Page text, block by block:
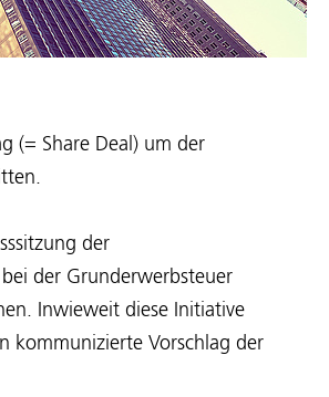
(= Share Deal) um der
der
bei der Grunderwerbsteuer
Inwieweit diese Initiative
kommunizierte Vorschlag der